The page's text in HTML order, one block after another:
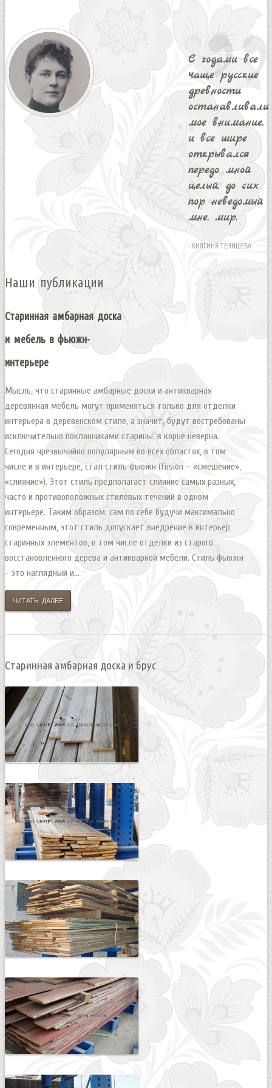
С годами все
чаще русские
древности
останавливали
мое внимание,
и все шире
открывался
передо мной
целый, до сих
пор неведомый
мне, мир.
- КНЯГИНЯ ТЕНИШЕВА
Наши публикации
Старинная амбарная доска
и мебель в фьюжн-
интерьере
Мысль, что старинные амбарные доски и антикварная
деревянная мебель могут применяться только для отделки
интерьера в деревенском стиле, а значит, будут востребованы
исключительно поклонниками старины, в корне неверна.
Сегодня чрезвычайно популярным во всех областях, в том
числе и в интерьере, стал стиль фьюжн (fusion – «смешение»,
«слияние»). Этот стиль предполагает слияние самых разных,
часто и противоположных стилевых течений в одном
интерьере. Таким образом, сам по себе будучи максимально
современным, этот стиль допускает внедрение в интерьер
старинных элементов, в том числе отделки из старого
восстановленного дерева и антикварной мебели. Стиль фьюжн
- это наглядный и...
ЧИТАТЬ ДАЛЕЕ
Старинная амбарная доска и брус